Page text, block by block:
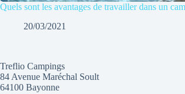
Quels sont les avantages de travailler dans un
20/03/2021
Treflio Campings
84 Avenue Maréchal Soult
64100 Bayonne